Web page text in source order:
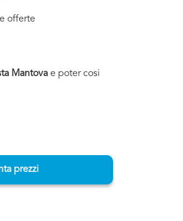
offerte
Mantova e poter cosi
prezzi